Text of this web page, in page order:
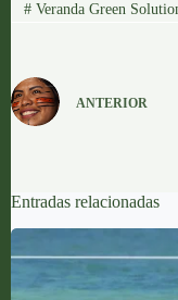
#Veranda Green
ANTERIOR
Entradas relacionadas